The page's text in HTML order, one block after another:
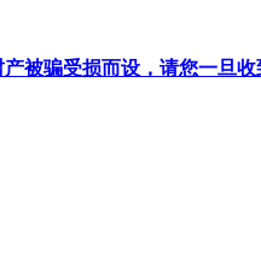
被骗受损而设，请您一旦收